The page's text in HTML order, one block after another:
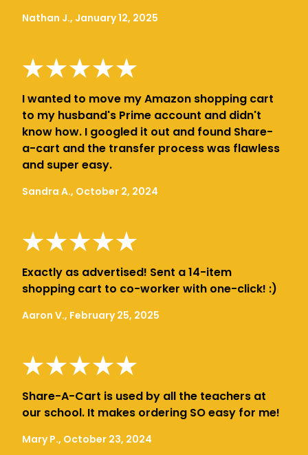
Nathan J., January 12, 2025
I wanted to move my Amazon shopping cart
to my husband's Prime account and didn't
know how. I googled it out and found Share-
a-cart and the transfer process was flawless
and super easy.
Sandra A., October 2, 2024
Exactly as advertised! Sent a 14-item
shopping cart to co-worker with one-click! :)
Aaron V., February 25, 2025
Share-A-Cart is used by all the teachers at
our school. It makes ordering SO easy for me!
Mary P., October 23, 2024